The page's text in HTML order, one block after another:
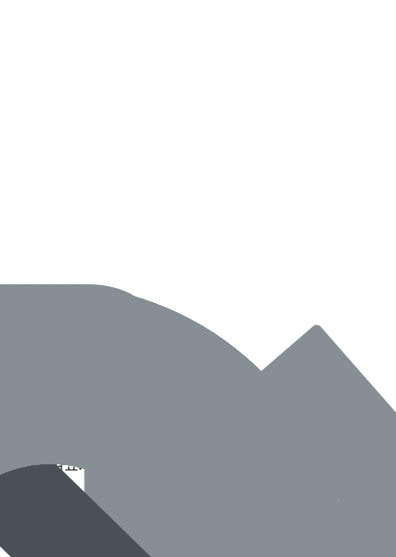
권장드려요.